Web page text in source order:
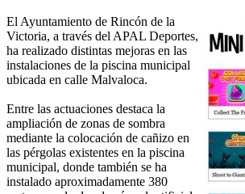
El Ayuntamiento de Rincón de la
Victoria, a través del APAL Deportes,
ha realizado distintas mejoras en las
instalaciones de la piscina municipal
ubicada en calle Malvaloca.
Entre las actuaciones destaca la
ampliación de zonas de sombra
mediante la colocación de cañizo en
las pérgolas existentes en la piscina
municipal, donde también se ha
instalado aproximadamente 380